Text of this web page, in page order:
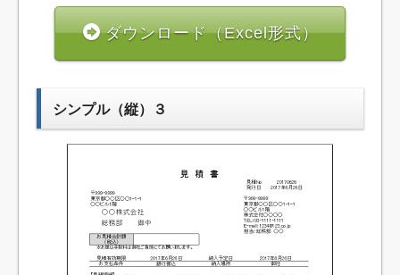
ダウンロード（Excel形式）
シンプル（縦）３